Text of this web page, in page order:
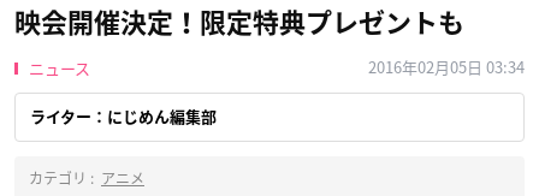
映会開催決定！限定特典プレゼントも
ニュース 2016年02月05日 03:34
ライター：にじめん編集部
カテゴリ : アニメ